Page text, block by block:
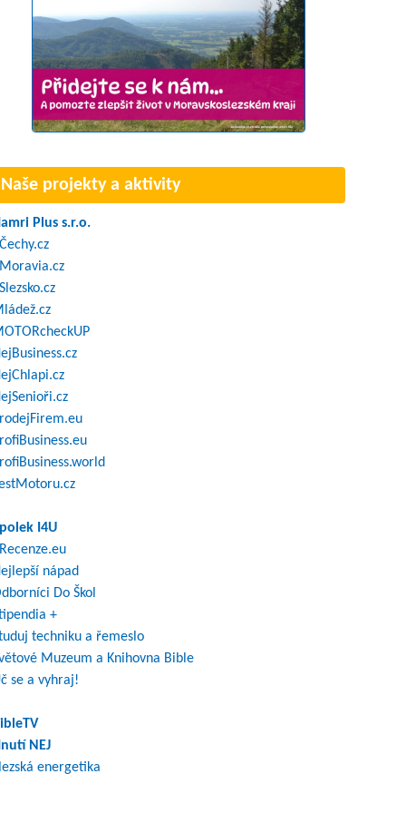
Naše projekty a aktivity
Plus s.r.o.
I4U
nápad
Do Škol
+
techniku a řemeslo
Muzeum a Knihovna Bible
se a vyhraj!
NEJ
energetika